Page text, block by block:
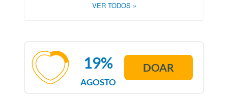
VER TODOS »
AGOSTO
19% DOAR